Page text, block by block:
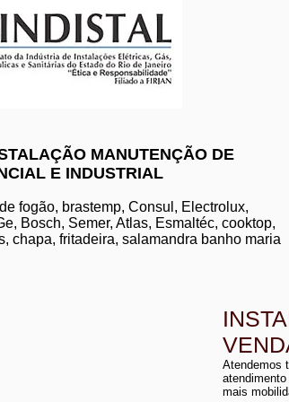
instalação de
conserto de aquecedor
manutenção de
instalação de
MANUTENÇÃO DE
E INDUSTRIAL
fogão, brastemp, Consul, Electrolux,
Bosch, Semer, Atlas, Esmaltéc, cooktop,
chapa, fritadeira, salamandra banho maria
Atendemos
mais